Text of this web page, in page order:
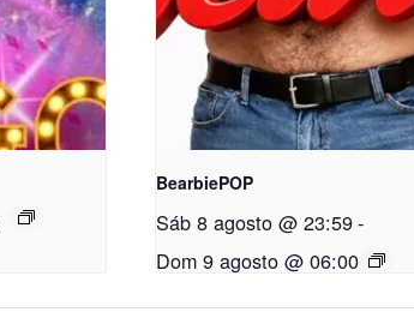
BearbiePOP
Sáb 8 agosto @ 23:59-
Dom 9 agosto @ 06:00